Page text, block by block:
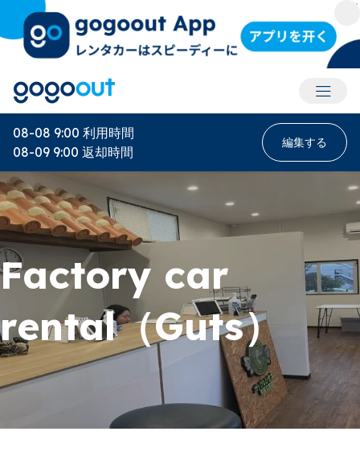
アカウ
08-08 9:00 利用時間
08-09 9:00 返却時間
編集する
Factory car
rental（Guts）